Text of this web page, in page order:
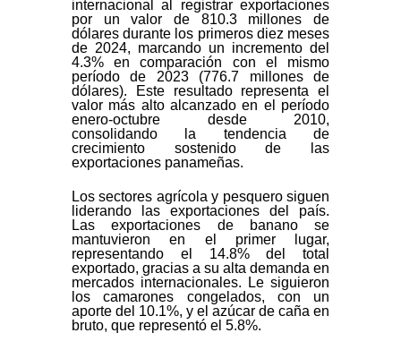
internacional al registrar exportaciones
por un valor de 810.3 millones de
dólares durante los primeros diez meses
de 2024, marcando un incremento del
4.3% en comparación con el mismo
período de 2023 (776.7 millones de
dólares). Este resultado representa el
valor más alto alcanzado en el período
enero-octubre desde 2010,
consolidando la tendencia de
crecimiento sostenido de las
exportaciones panameñas.
Los sectores agrícola y pesquero siguen
liderando las exportaciones del país.
Las exportaciones de banano se
mantuvieron en el primer lugar,
representando el 14.8% del total
exportado, gracias a su alta demanda en
mercados internacionales. Le siguieron
los camarones congelados, con un
aporte del 10.1%, y el azúcar de caña en
bruto, que representó el 5.8%.